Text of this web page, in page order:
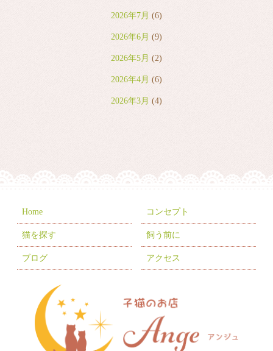
2026年7月 (6)
2026年6月 (9)
2026年5月 (2)
2026年4月 (6)
2026年3月 (4)
2025年11月
2025年10月(10)
2025年9月(5)
2025年7月(9)
(10)
2025年4月 (1)
Home コンセプト
猫を探す 飼う前に
ブログ アクセス